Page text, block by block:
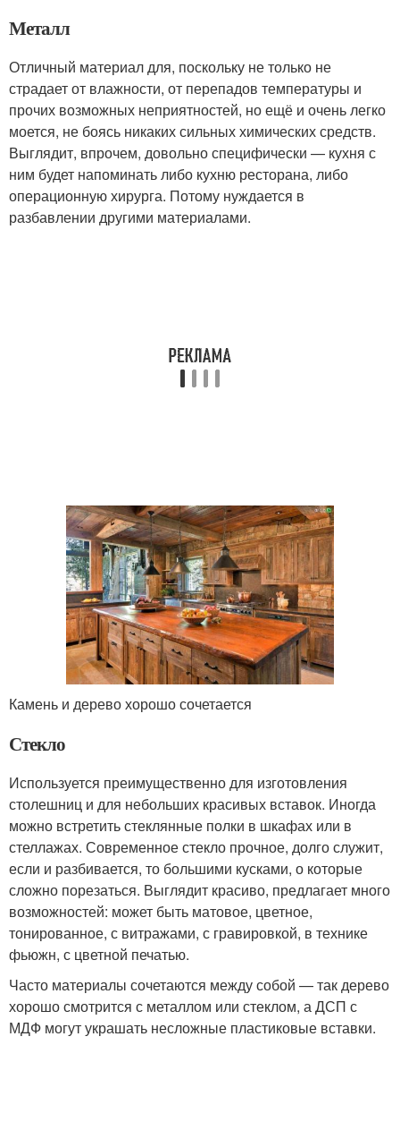
Металл
Отличный материал для, поскольку не только не
страдает от влажности, от перепадов температуры и
прочих возможных неприятностей, но ещё и очень легко
моется, не боясь никаких сильных химических средств.
Выглядит, впрочем, довольно специфически — кухня с
ним будет напоминать либо кухню ресторана, либо
операционную хирурга. Потому нуждается в
разбавлении другими материалами.
Камень и дерево хорошо сочетается
Стекло
Используется преимущественно для изготовления
столешниц и для небольших красивых вставок. Иногда
можно встретить стеклянные полки в шкафах или в
стеллажах. Современное стекло прочное, долго служит,
если и разбивается, то большими кусками, о которые
сложно порезаться. Выглядит красиво, предлагает много
возможностей: может быть матовое, цветное,
тонированное, с витражами, с гравировкой, в технике
фьюжн, с цветной печатью.
Часто материалы сочетаются между собой — так дерево
хорошо смотрится с металлом или стеклом, а ДСП с
МДФ могут украшать несложные пластиковые вставки.